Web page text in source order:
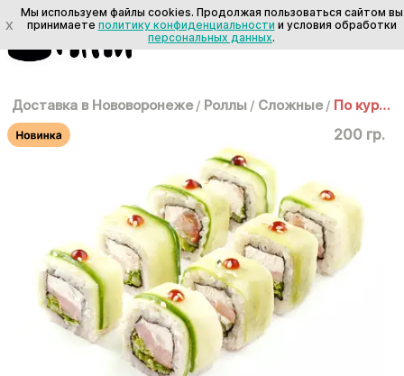
Доставка в Нововоронеже / Роллы / Сложные / По курочке
200 гр.
X
Мы используем файлы cookies. Продолжая пользоваться сайтом вы
принимаете политику конфиденциальности и условия обработки
персональных данных.